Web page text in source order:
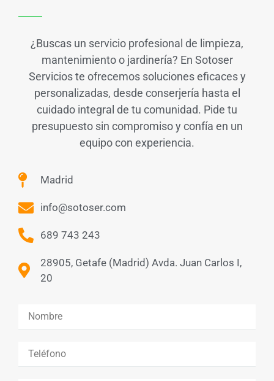
¿Buscas un servicio profesional de limpieza,
mantenimiento o jardinería? En Sotoser
Servicios te ofrecemos soluciones eficaces y
personalizadas, desde conserjería hasta el
cuidado integral de tu comunidad. Pide tu
presupuesto sin compromiso y confía en un
equipo con experiencia.
Madrid
info@sotoser.com
689 743 243
28905, Getafe (Madrid) Avda. Juan Carlos I,
20